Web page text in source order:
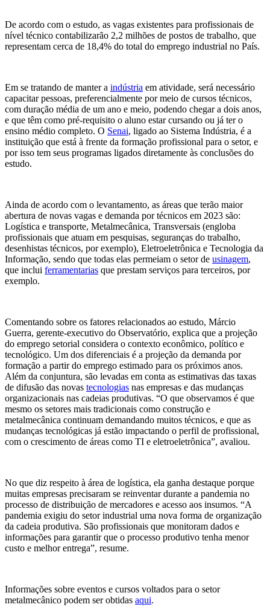
De acordo com o estudo, as vagas existentes para profissionais de
nível técnico contabilizarão 2,2 milhões de postos de trabalho, que
representam cerca de 18,4% do total do emprego industrial no País.
Em se tratando de manter a indústria em atividade, será necessário
capacitar pessoas, preferencialmente por meio de cursos técnicos,
com duração média de um ano e meio, podendo chegar a dois anos,
e que têm como pré-requisito o aluno estar cursando ou já ter o
ensino médio completo. O Senai, ligado ao Sistema Indústria, é a
instituição que está à frente da formação profissional para o setor, e
por isso tem seus programas ligados diretamente às conclusões do
estudo.
Ainda de acordo com o levantamento, as áreas que terão maior
abertura de novas vagas e demanda por técnicos em 2023 são:
Logística e transporte, Metalmecânica, Transversais (engloba
profissionais que atuam em pesquisas, seguranças do trabalho,
desenhistas técnicos, por exemplo), Eletroeletrônica e Tecnologia da
Informação, sendo que todas elas permeiam o setor de usinagem,
que inclui ferramentarias que prestam serviços para terceiros, por
exemplo.
Comentando sobre os fatores relacionados ao estudo, Márcio
Guerra, gerente-executivo do Observatório, explica que a projeção
do emprego setorial considera o contexto econômico, político e
tecnológico. Um dos diferenciais é a projeção da demanda por
formação a partir do emprego estimado para os próximos anos.
Além da conjuntura, são levadas em conta as estimativas das taxas
de difusão das novas tecnologias nas empresas e das mudanças
organizacionais nas cadeias produtivas. “O que observamos é que
mesmo os setores mais tradicionais como construção e
metalmecânica continuam demandando muitos técnicos, e que as
mudanças tecnológicas já estão impactando o perfil de profissional,
com o crescimento de áreas como TI e eletroeletrônica”, avaliou.
No que diz respeito à área de logística, ela ganha destaque porque
muitas empresas precisaram se reinventar durante a pandemia no
processo de distribuição de mercadores e acesso aos insumos. “A
pandemia exigiu do setor industrial uma nova forma de organização
da cadeia produtiva. São profissionais que monitoram dados e
informações para garantir que o processo produtivo tenha menor
custo e melhor entrega”, resume.
Informações sobre eventos e cursos voltados para o setor
metalmecânico podem ser obtidas aqui.